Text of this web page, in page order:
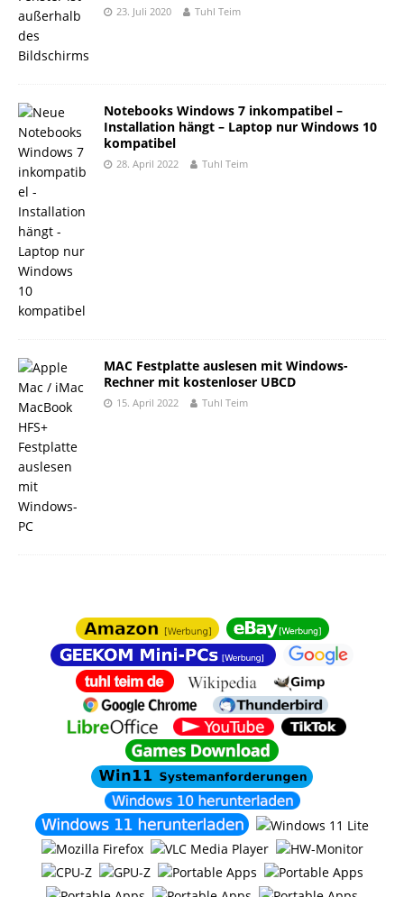
23. Juli 2020 Tuhl Teim
Notebooks Windows 7 inkompatibel –
Installation hängt – Laptop nur Windows 10
kompatibel
28. April 2022 Tuhl Teim
MAC Festplatte auslesen mit Windows-
Rechner mit kostenloser UBCD
15. April 2022 Tuhl Teim